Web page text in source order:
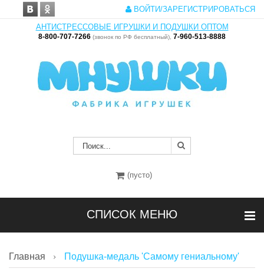
ВОЙТИ/ЗАРЕГИСТРИРОВАТЬСЯ
АНТИСТРЕССОВЫЕ ИГРУШКИ И ПОДУШКИ ОПТОМ
8-800-707-7266 (звонок по РФ бесплатный), 7-960-513-8888
(пусто)
СПИСОК МЕНЮ
Главная Подушка-медаль 'Самому гениальному'